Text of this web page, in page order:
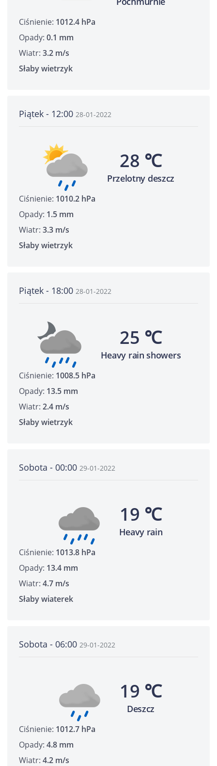
Ciśnienie: 1012.4 hPa
Opady: 0.1 mm
Wiatr: 3.2 m/s
Słaby wietrzyk
Piątek - 12:00 28-01-2022
28 ℃
Przelotny deszcz
Ciśnienie: 1010.2 hPa
Opady: 1.5 mm
Wiatr: 3.3 m/s
Słaby wietrzyk
Piątek - 18:00 28-01-2022
25 ℃
Heavy rain showers
Ciśnienie: 1008.5 hPa
Opady: 13.5 mm
Wiatr: 2.4 m/s
Słaby wietrzyk
Sobota - 00:00 29-01-2022
19 ℃
Heavy rain
Ciśnienie: 1013.8 hPa
Opady: 13.4 mm
Wiatr: 4.7 m/s
Słaby wiaterek
Sobota - 06:00 29-01-2022
19 ℃
Deszcz
Ciśnienie: 1012.7 hPa
Opady: 4.8 mm
Wiatr: 4.2 m/s